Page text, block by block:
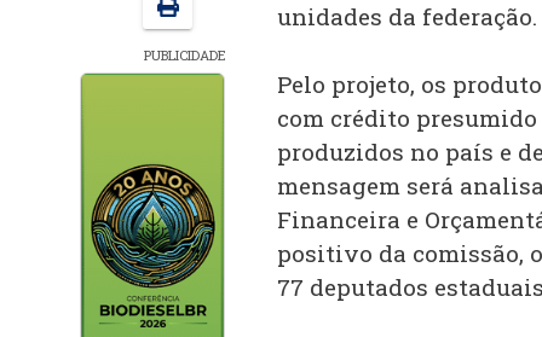
PUBLICIDADE
unidades da federação.
Pelo projeto, os
com crédito presumido
produzidos no país e
mensagem será
Financeira e
positivo da comissão,
77 deputados